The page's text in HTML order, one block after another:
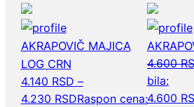
AKRAPOVIČ MAJICA
LOG CRN
4.140 RSD –
4.230 RSDRaspon cena:
4.600
bila:
4.600